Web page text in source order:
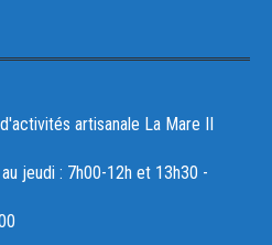
artisanale La Mare II
jeudi : 7h00-12h et 13h30 -